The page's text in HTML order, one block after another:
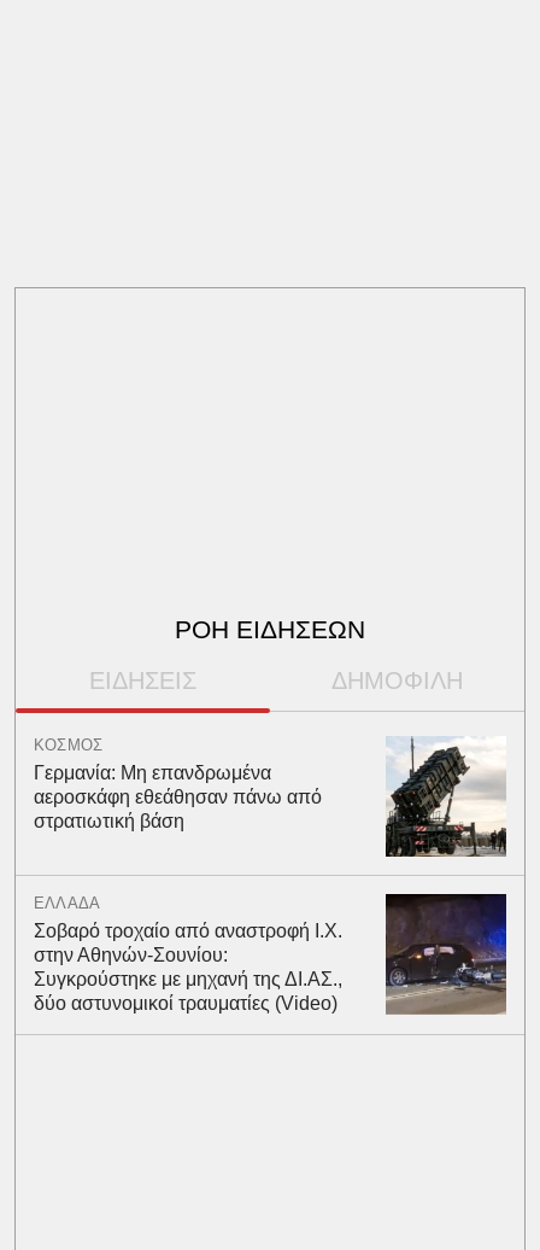
ΡΟΗ ΕΙΔΗΣΕΩΝ
ΕΙΔΗΣΕΙΣ ΔΗΜΟΦΙΛΗ
ΚΟΣΜΟΣ
Γερμανία: Μη επανδρωμένα
αεροσκάφη εθεάθησαν πάνω από
στρατιωτική βάση
ΕΛΛΑΔΑ
Σοβαρό τροχαίο από αναστροφή Ι.Χ.
στην Αθηνών-Σουνίου:
Συγκρούστηκε με μηχανή της ΔΙ.ΑΣ.,
δύο αστυνομικοί τραυματίες (Video)